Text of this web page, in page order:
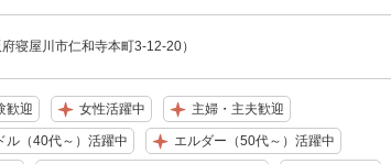
寝屋川市仁和寺本町3-12-20）
歓迎 女性活躍中 主婦・主夫歓迎
ル（40代～）活躍中 エルダー（50代～）活躍中